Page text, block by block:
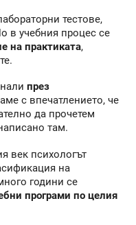
тестове,
в учебния процес се
на практиката,
през
с впечатлението, че
да прочетем
там.
век психологът
на
години се
програми по целия